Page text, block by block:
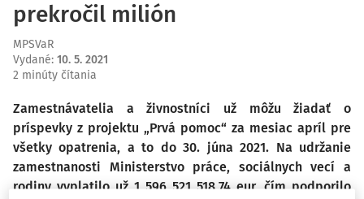
prekročil milión
MPSVaR
Vydané: 10. 5. 2021
2 minúty čítania
Zamestnávatelia a živnostníci už môžu žiadať o
príspevky z projektu „Prvá pomoc“ za mesiac apríl pre
všetky opatrenia, a to do 30. júna 2021. Na udržanie
zamestnanosti Ministerstvo práce, sociálnych vecí a
rodiny vyplatilo už 1 596 521 518,74 eur, čím podporilo